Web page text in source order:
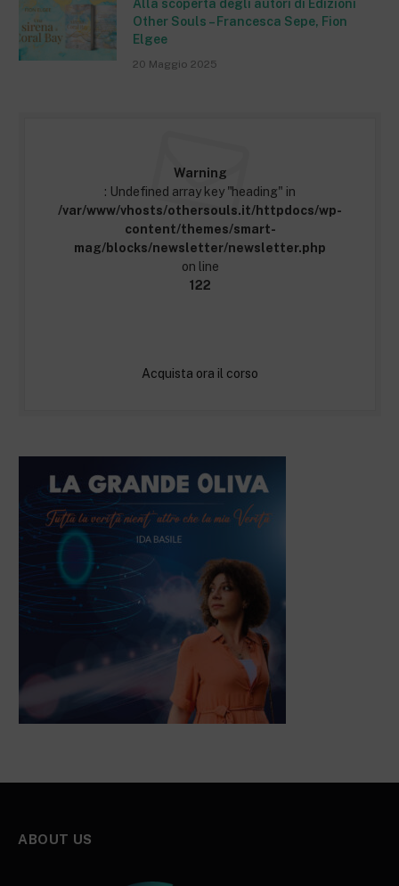
Alla scoperta degli autori di Edizioni
Other Souls – Francesca Sepe, Fion
Elgee
20 Maggio 2025
Warning
: Undefined array key "heading" in
/var/www/vhosts/othersouls.it/httpdocs/wp-
content/themes/smart-
mag/blocks/newsletter/newsletter.php
on line
122
Acquista ora il corso
ABOUT US